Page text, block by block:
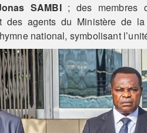
SAMBI ; des membres
des agents du Ministère de
national, symbolisant